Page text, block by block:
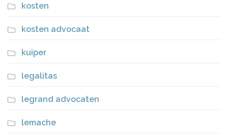
kosten
kosten advocaat
kuiper
legalitas
legrand advocaten
lemache